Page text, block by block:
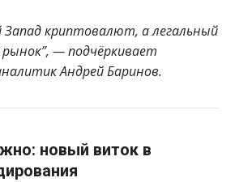
Запад криптовалют, а легальный
— подчёркивает
Андрей Баринов.
новый виток в